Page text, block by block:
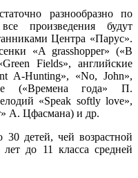
разнообразно по
произведения будут
Центра «Парус».
«A grasshopper» («В
Fields», английские
A-Hunting», «No, John»,
(«Времена года» П.
«Speak softly love»,
А. Цфасмана) и др.
30 детей, чей возрастной
до 11 класса средней